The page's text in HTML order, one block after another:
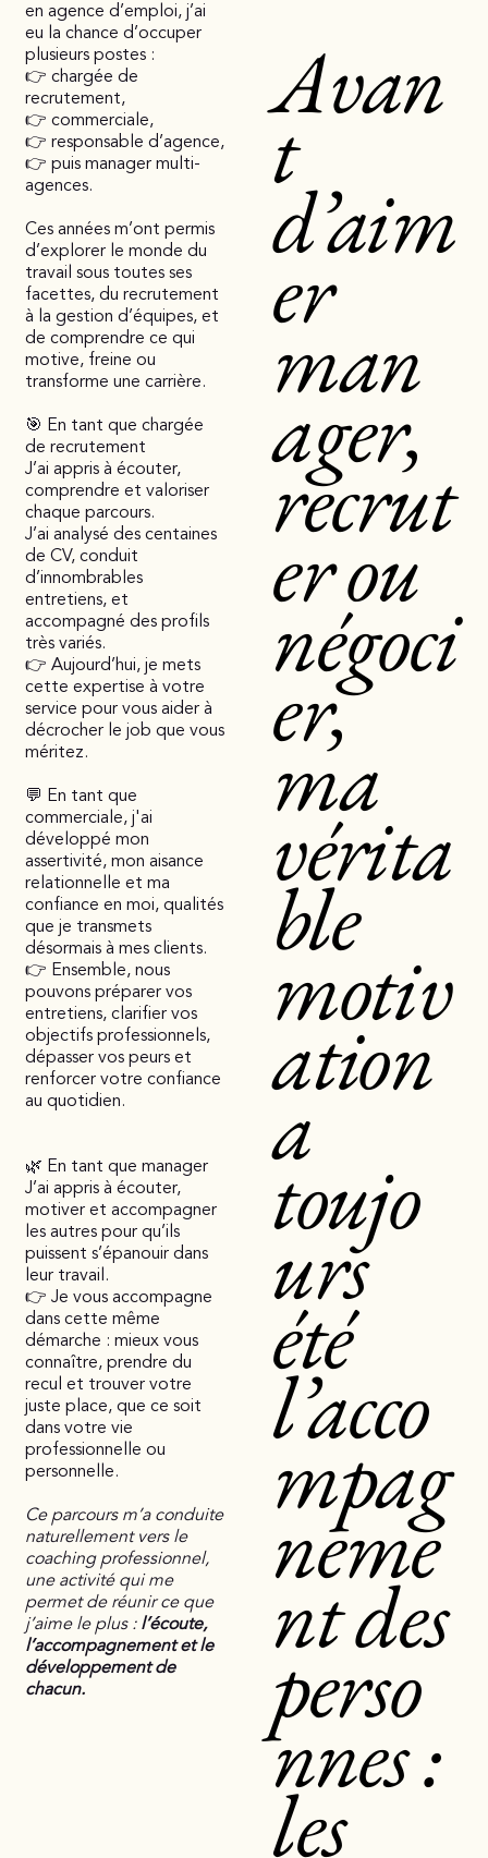
en agence d’emploi, j’ai
eu la chance d’occuper
plusieurs postes :
👉 chargée de
recrutement,
👉 commerciale,
👉 responsable d’agence,
👉 puis manager multi-
agences.
Ces années m’ont permis
d’explorer le monde du
travail sous toutes ses
facettes, du recrutement
à la gestion d’équipes, et
de comprendre ce qui
motive, freine ou
transforme une carrière.
🎯 En tant que chargée
de recrutement
J’ai appris à écouter,
comprendre et valoriser
chaque parcours.
J’ai analysé des centaines
de CV, conduit
d’innombrables
entretiens, et
accompagné des profils
très variés.
👉 Aujourd’hui, je mets
cette expertise à votre
service pour vous aider à
décrocher le job que vous
méritez.
💬 En tant que
commerciale, j'ai
développé mon
assertivité, mon aisance
relationnelle et ma
confiance en moi, qualités
que je transmets
désormais à mes clients.
👉 Ensemble, nous
pouvons préparer vos
entretiens, clarifier vos
objectifs professionnels,
dépasser vos peurs et
renforcer votre confiance
au quotidien.
🌿 En tant que manager
J’ai appris à écouter,
motiver et accompagner
les autres pour qu’ils
puissent s’épanouir dans
leur travail.
👉 Je vous accompagne
dans cette même
démarche : mieux vous
connaître, prendre du
recul et trouver votre
juste place, que ce soit
dans votre vie
professionnelle ou
personnelle.
Ce parcours m’a conduite
naturellement vers le
coaching professionnel,
une activité qui me
permet de réunir ce que
j’aime le plus : l’écoute,
l’accompagnement et le
développement de
chacun.
Avan
t
d’aim
er
man
ager,
recrut
er ou
négoci
er,
ma
vérita
ble
motiv
ation
a
toujo
urs
été
l’acco
mpag
neme
nt des
perso
nnes :
les